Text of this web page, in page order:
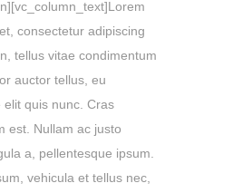
consectetur adipiscing
tellus vitae condimentum
auctor tellus, eu
quis nunc. Cras
est. Nullam ac justo
a, pellentesque ipsum.
vehicula et tellus nec,